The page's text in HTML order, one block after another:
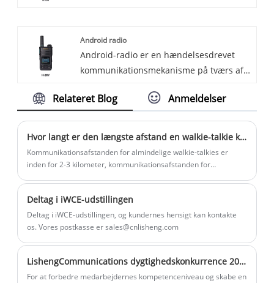
kontakten med venner og familie, er
PMR446-radioen et vigtigt værktøj til at
holde forbindelsen.
forretningsforbindelser med dig.
Android radio
Android-radio er en hændelsesdrevet
kommunikationsmekanisme på tværs af
brugt til meddelelser mellem
applikationer. Dens kerne består af
udsendelser, broadcast-modtagere og
hensigter, der opererer i en udgive-
abonner-model.
Relateret Blog Anmeldelser
Hvor langt er den længste afstand en walkie-talkie kan kommunikere?
Kommunikationsafstanden for almindelige walkie-talkies er
inden for 2-3 kilometer, kommunikationsafstanden for
mellem 800 meter og 8 kilometer, og afstanden til civile walkie-
talkies er kortere med en åben plads på 3 kilometer.
Deltag i iWCE-udstillingen
Deltag i iWCE-udstillingen, og kundernes hensigt kan kontakte
os. Vores postkasse er sales@cnlisheng.com
LishengCommunications dygtighedskonkurrence 2024
For at forbedre medarbejdernes kompetenceniveau og skabe en